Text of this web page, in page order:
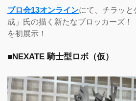
ブロ会13オンラインにて、チラッ
成」氏の描く新たなブロッカーズ！
を初展示！
■NEXATE 騎士型ロボ（仮）